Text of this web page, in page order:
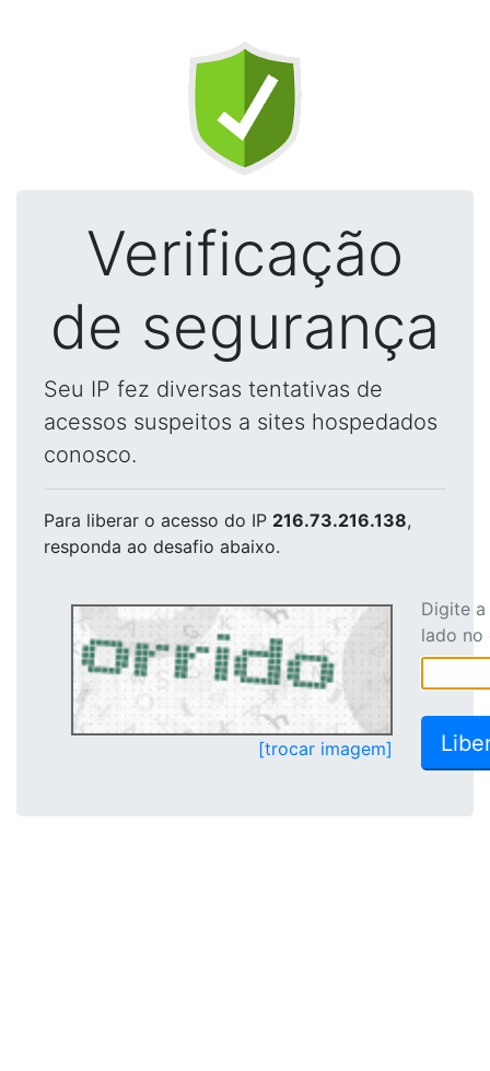
Verificação
de segurança
Seu IP fez diversas tentativas de
acessos suspeitos a sites hospedados
conosco.
Para liberar o acesso do IP 216.73.216.138,
responda ao desafio abaixo.
[trocar imagem]
Digite
lado no